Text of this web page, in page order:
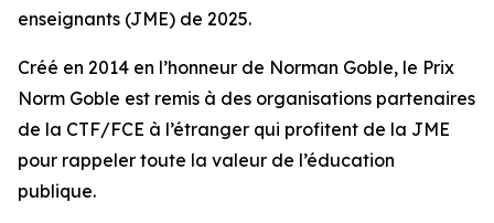
enseignants (JME) de 2025.
Créé en 2014 en l’honneur de Norman Goble, le Prix
Norm Goble est remis à des organisations partenaires
de la CTF/FCE à l’étranger qui profitent de la JME
pour rappeler toute la valeur de l’éducation
publique.